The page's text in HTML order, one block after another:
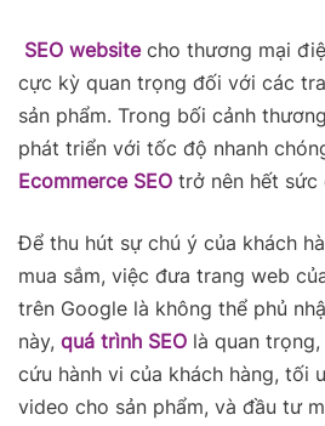
SEO websitecho thương mại
cực kỳ quan trọng đối với các
sản phẩm. Trong bối cảnh
phát triển với tốc độ nhanh
Ecommerce SEO trở nên hết sức
Để thu hút sự chú ý của khách
mua sắm, việc đưa trang web
trên Google là không thể phủ
này, quá trình SEO là quan
cứu hành vi của khách hàng, tối
video cho sản phẩm, và đầu tư